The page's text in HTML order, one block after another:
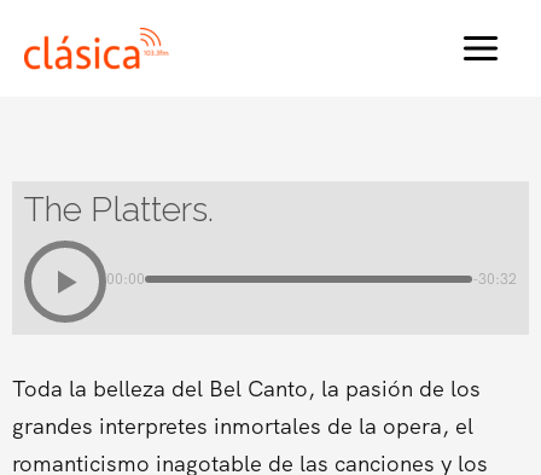
The Platters.
00:00 -30:32
Toda la belleza del Bel Canto, la pasión de los
grandes interpretes inmortales de la opera, el
romanticismo inagotable de las canciones y los